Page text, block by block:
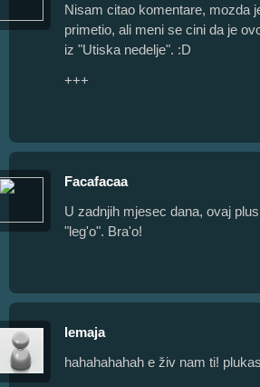
Nisam citao komentare, mozda
primetio, ali meni se cini da je
iz "Utiska nedelje". :D
+++
Facafacaa
U zadnjih mjesec dana, ovaj
"leg'o". Bra'o!
lemaja
hahahahahah e živ nam ti!